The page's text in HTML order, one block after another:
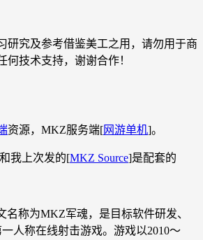
研究及参考借鉴美工之用，请勿用于商
何技术支持，谢谢合作！
资源，MKZ服务端[网游单机]。
我上次发的[MKZ Source]是配套的
名称为MKZ军魂，是目标软件研发、
人称在线射击游戏。游戏以2010～